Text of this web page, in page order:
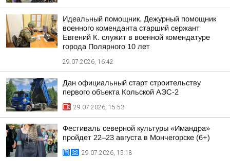
Идеальный помощник. Дежурный помощник
военного коменданта старший сержант
Евгений К. служит в военной комендатуре
города Полярного 10 лет
29.07.2026, 16:42
Дан официальный старт строительству
первого объекта Кольской АЭС-2
29.07.2026, 15:53
Фестиваль северной культуры «Имандра»
пройдет 22–23 августа в Мончегорске (6+)
29.07.2026, 15:18